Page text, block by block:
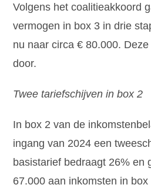
Volgens het coalitieakkoord
vermogen in box 3 in drie
nu naar circa € 80.000.
door.
Twee tariefschijven in box 2
In box 2 van de
ingang van 2024 een
basistarief bedraagt 26% en
67.000 aan inkomsten in